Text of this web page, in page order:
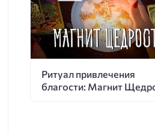
Ритуал привлечения
благости: Магнит